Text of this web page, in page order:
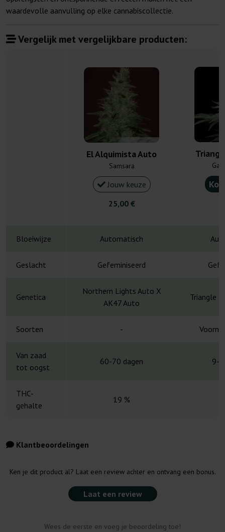
waardevolle aanvulling op elke cannabiscollectie.
Vergelijk met vergelijkbare producten:
El Alquimista Auto
Samsara
Jouw keuze
25,00 €
Bloeiwijze Automatisch
Geslacht Gefeminiseerd
Genetica
Northern Lights Auto X
AK47 Auto
Triangle
Soorten -
Van zaad
tot oogst
60-70 dagen 9-
THC-
gehalte
19 %
Klantbeoordelingen
Ken je dit product al? Laat een review achter en ontvang een bonus.
Laat een review
Wees de eerste en voeg je beoordeling toe!